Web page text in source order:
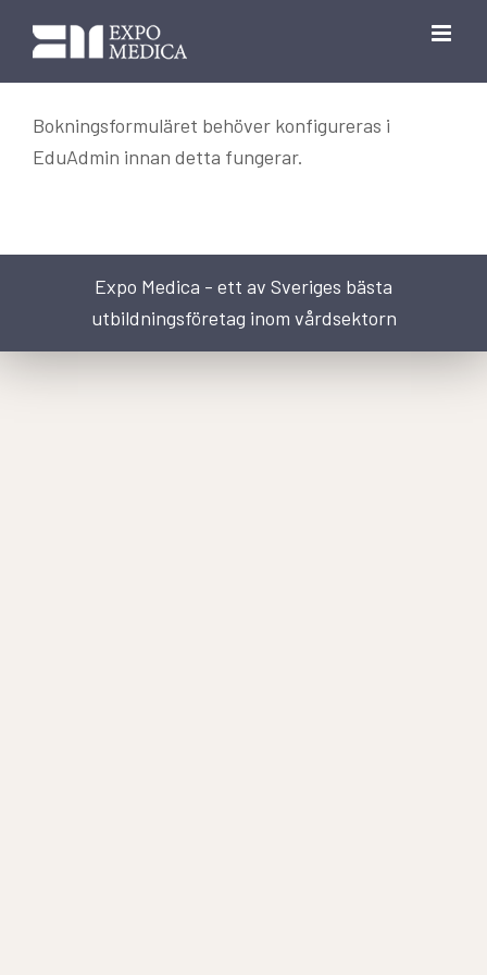
innehållet
Bokningsformuläret behöver konfigureras i
EduAdmin innan detta fungerar.
Expo Medica - ett av Sveriges bästa
utbildningsföretag inom vårdsektorn